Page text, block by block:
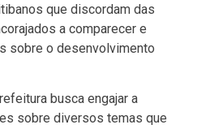
que discordam das
a comparecer e
sobre o desenvolvimento
busca engajar a
sobre diversos temas que